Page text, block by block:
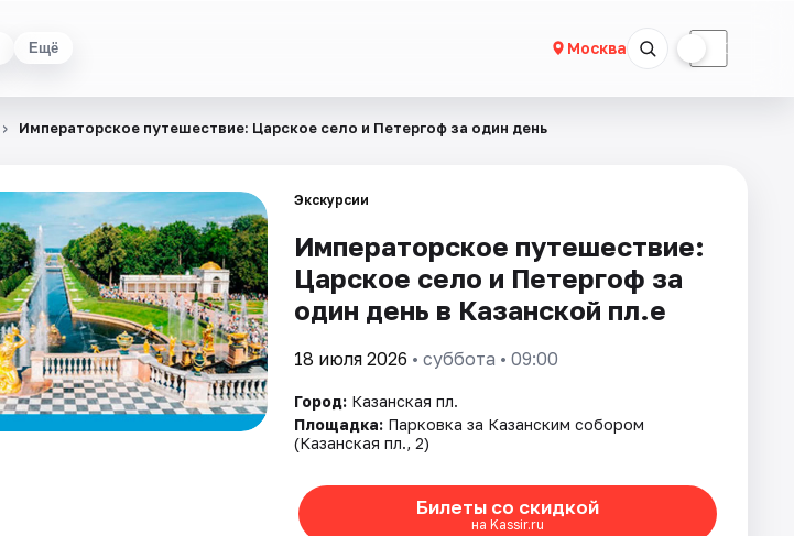
Ещё Москва ☾
Императорское путешествие: Царское село и Петергоф за один день
Экскурсии
Императорское путешествие:
Царское село и Петергоф за
один день в Казанской пл.е
18 июля 2026 • суббота • 09:00
Город: Казанская пл.
Площадка: Парковка за Казанским собором
(Казанская пл., 2)
Билеты со скидкой
на Kassir.ru